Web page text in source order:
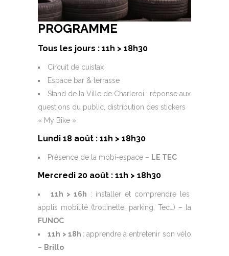
PROGRAMME
Tous les jours : 11h > 18h30
Circuit de cuistax
Espace bar & terrasse
Stand de la Ville de Charleroi : réponse aux
questions du public, distribution des stickers
« My Bike »
Lundi 18 août : 11h > 18h30
Présence de la mobi-espace – LE TEC
Mercredi 20 août : 11h > 18h30
11h > 16h : installer et comprendre les
applis mobilité (trottinette, parking, Tec…) – la
FUNOC
11h > 18h : apprendre à entretenir son vélo
– Brillo